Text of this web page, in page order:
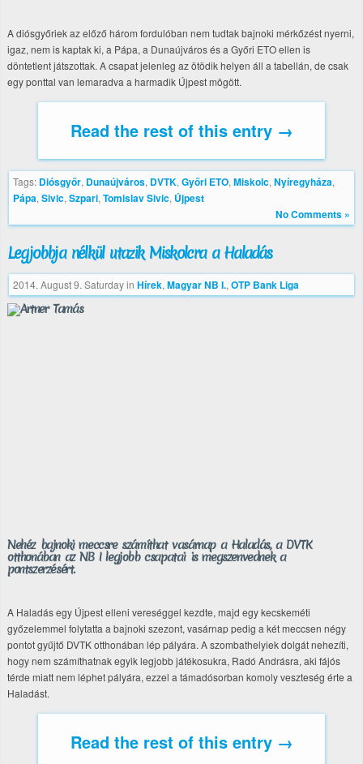
A diósgyőriek az előző három fordulóban nem tudtak bajnoki mérkőzést nyerni,
igaz, nem is kaptak ki, a Pápa, a Dunaújváros és a Győri ETO ellen is
döntetlent játszottak. A csapat jelenleg az ötödik helyen áll a tabellán, de csak
egy ponttal van lemaradva a harmadik Újpest mögött.
Read the rest of this entry →
Tags: Diósgyőr, Dunaújváros, DVTK, Győri ETO, Miskolc, Nyíregyháza,
Pápa, Sivic, Szpari, Tomislav Sivic, Újpest
No Comments »
Legjobbja nélkül utazik Miskolcra a Haladás
2014. August 9. Saturdayin Hírek, Magyar NB I., OTP Bank Liga
Nehéz bajnoki meccsre számíthat vasárnap a Haladás, a DVTK
otthonában az NB I legjobb csapatai is megszenvednek a
pontszerzésért.
A Haladás egy Újpest elleni vereséggel kezdte, majd egy kecskeméti
győzelemmel folytatta a bajnoki szezont, vasárnap pedig a két meccsen négy
pontot gyűjtő DVTK otthonában lép pályára. A szombathelyiek dolgát nehezíti,
hogy nem számíthatnak egyik legjobb játékosukra, Radó Andrásra, aki fájós
térde miatt nem léphet pályára, ezzel a támadósorban komoly veszteség érte a
Haladást.
Read the rest of this entry →